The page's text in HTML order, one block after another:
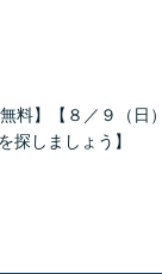
料】【８／９（
探しましょう】